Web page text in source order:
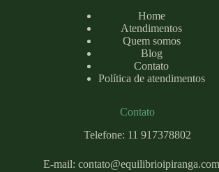
Home
Atendimentos
Quem somos
Blog
Contato
Política de atendimentos
Contato
Telefone: 11 917378802
E-mail:contato@equilibrioipiranga.com